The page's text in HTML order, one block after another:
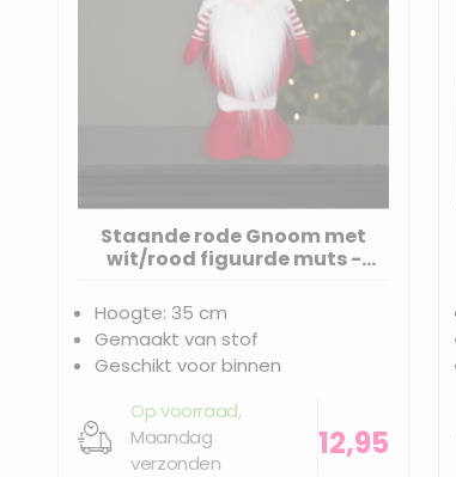
Staande rode Gnoom met
wit/rood figuurde muts -
Hoogte: 35 cm
Gemaakt van stof
Geschikt voor binnen
Op voorraad,
Maandag
verzonden
12,95